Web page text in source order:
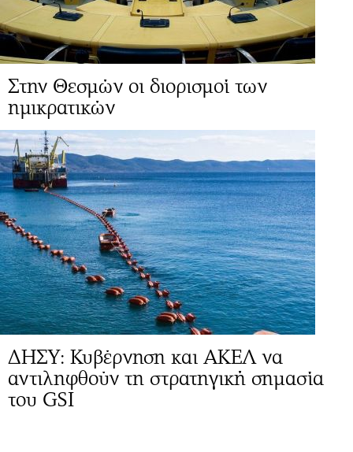
Στην Θεσμών οι διορισμοί των
ημικρατικών
ΔΗΣΥ: Κυβέρνηση και ΑΚΕΛ να
αντιληφθούν τη στρατηγική σημασία
του GSI